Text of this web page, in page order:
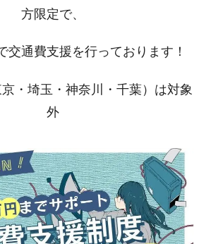
方限定で、
交通費支援を行っております！
・埼玉・神奈川・千葉）は対象
外